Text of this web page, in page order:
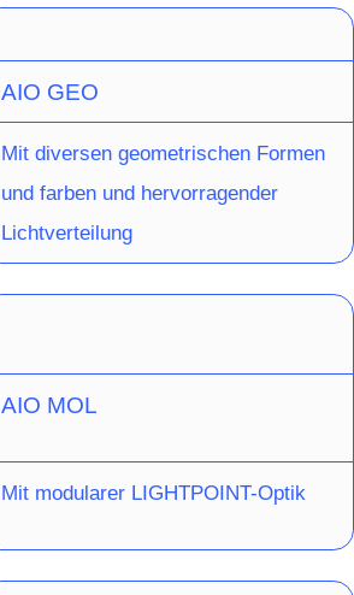
AIO GEO
Mit diversen geometrischen Formen
und farben und hervorragender
Lichtverteilung
AIO MOL
Mit modularer LIGHTPOINT-Optik